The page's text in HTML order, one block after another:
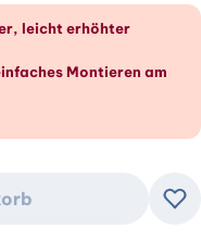
leicht erhöhter
Montieren am